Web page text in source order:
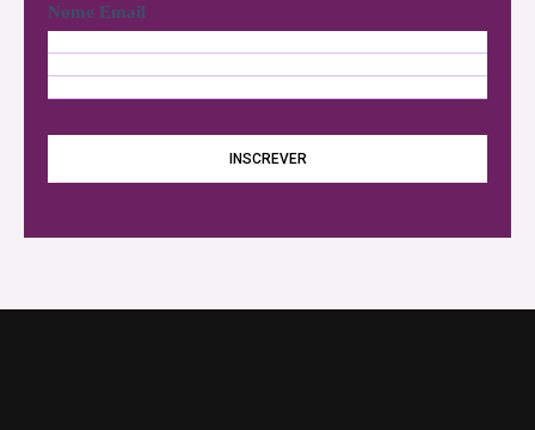
Nome Email
o
m
m
*
INSCREVER